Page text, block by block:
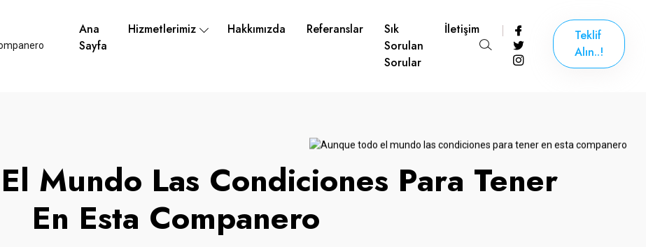
Ana
Sayfa
Hizmetlerimiz Hakkımızda Referanslar
Sık
Sorulan
Sorular
İletişim
Teklif
Alın..!
Mundo Las Condiciones Para Tener
En Esta Companero